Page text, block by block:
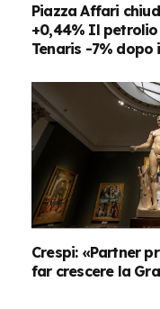
Piazza Affari
+0,44% Il
Tenaris -7% dopo
Crespi: «Partner
far crescere la